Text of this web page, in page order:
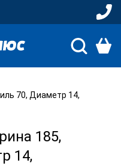
70, Диаметр 14,
185,
14,